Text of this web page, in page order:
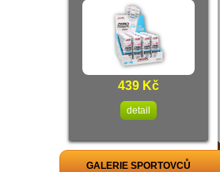
439 Kč
detail
GALERIE SPORTOVCŮ